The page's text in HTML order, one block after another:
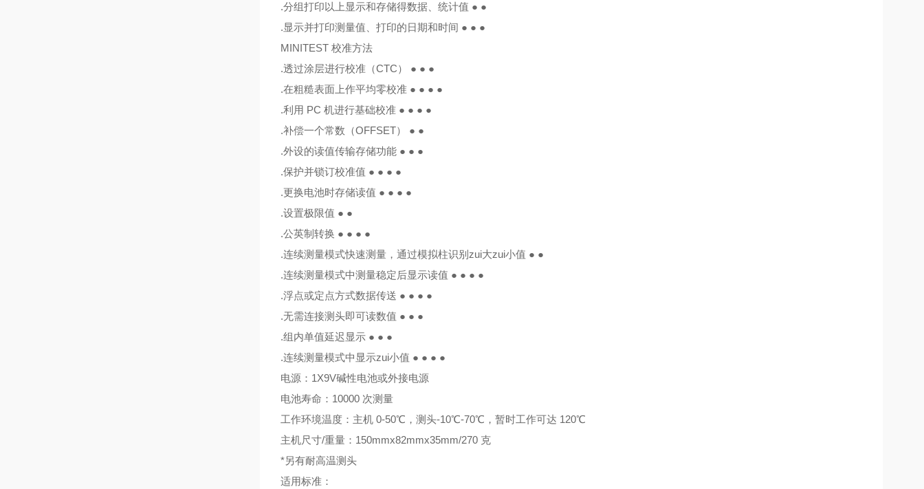
.分组打印以上显示和存储得数据、统计值 ● ●
.显示并打印测量值、打印的日期和时间 ● ● ●
MINITEST 校准方法
.透过涂层进行校准（CTC） ● ● ●
.在粗糙表面上作平均零校准 ● ● ● ●
.利用 PC 机进行基础校准 ● ● ● ●
.补偿一个常数（OFFSET） ● ●
.外设的读值传输存储功能 ● ● ●
.保护并锁订校准值 ● ● ● ●
.更换电池时存储读值 ● ● ● ●
.设置极限值 ● ●
.公英制转换 ● ● ● ●
.连续测量模式快速测量，通过模拟柱识别zui大zui小值 ● ●
.连续测量模式中测量稳定后显示读值 ● ● ● ●
.浮点或定点方式数据传送 ● ● ● ●
.无需连接测头即可读数值 ● ● ●
.组内单值延迟显示 ● ● ●
.连续测量模式中显示zui小值 ● ● ● ●
电源：1X9V碱性电池或外接电源
电池寿命：10000 次测量
工作环境温度：主机 0-50℃，测头-10℃-70℃，暂时工作可达 120℃
主机尺寸/重量：150mmx82mmx35mm/270 克
*另有耐高温测头
适用标准：